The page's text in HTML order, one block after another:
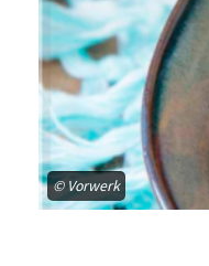
© Vorwerk